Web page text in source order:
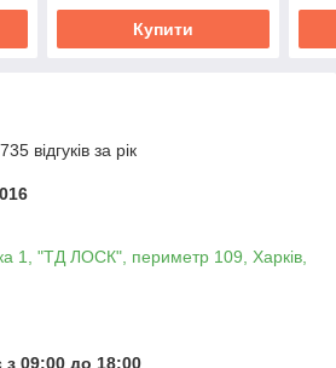
Купити
відгуків за рік
1, "ТД ЛОСК", периметр 109, Харків,
09:00 до 18:00